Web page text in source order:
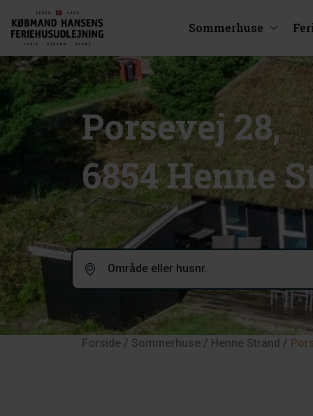
Sommerhuse
Porsevej 28,
6854 Henne
Område eller husnr.
Forside / Sommerhuse / Henne Strand /